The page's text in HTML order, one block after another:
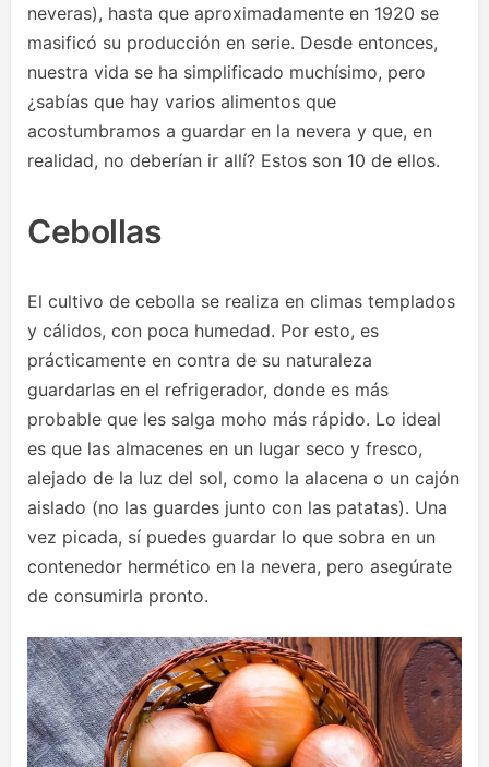
neveras), hasta que aproximadamente en 1920 se
masificó su producción en serie. Desde entonces,
nuestra vida se ha simplificado muchísimo, pero
¿sabías que hay varios alimentos que
acostumbramos a guardar en la nevera y que, en
realidad, no deberían ir allí? Estos son 10 de ellos.
Cebollas
El cultivo de cebolla se realiza en climas templados
y cálidos, con poca humedad. Por esto, es
prácticamente en contra de su naturaleza
guardarlas en el refrigerador, donde es más
probable que les salga moho más rápido. Lo ideal
es que las almacenes en un lugar seco y fresco,
alejado de la luz del sol, como la alacena o un cajón
aislado (no las guardes junto con las patatas). Una
vez picada, sí puedes guardar lo que sobra en un
contenedor hermético en la nevera, pero asegúrate
de consumirla pronto.